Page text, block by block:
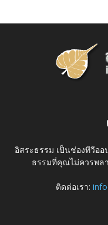
อิสระธรรม เป็นช่องทีวีอ
ธรรมที่คุณไม่ควรพล
ติดต่อเรา: